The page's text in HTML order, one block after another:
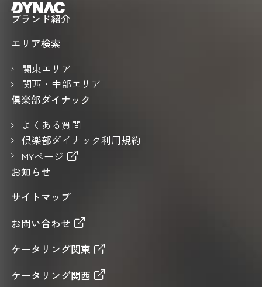
ブランド紹介
エリア検索
関東エリア
関西・中部エリア
倶楽部ダイナック
よくある質問
倶楽部ダイナック利用規約
MYページ
お知らせ
サイトマップ
お問い合わせ
ケータリング関東
ケータリング関西